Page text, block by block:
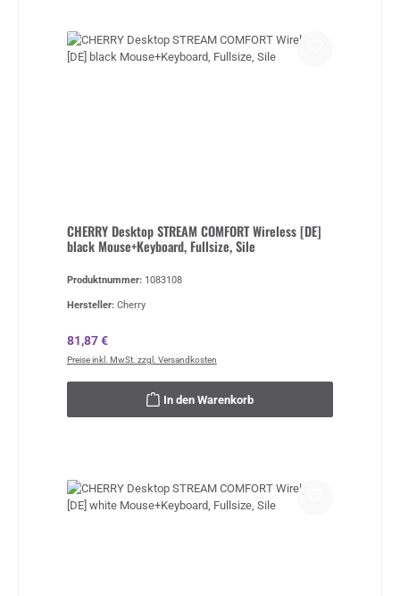
CHERRY Desktop STREAM COMFORT Wireless [DE]
black Mouse+Keyboard, Fullsize, Sile
Produktnummer: 1083108
Hersteller: Cherry
Regulärer Preis:
81,87 €
Preise inkl. MwSt. zzgl. Versandkosten
In den Warenkorb